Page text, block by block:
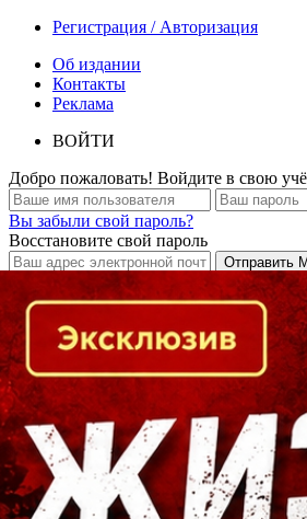
Регистрация / Авторизация
Об издании
Контакты
Реклама
ВОЙТИ
Добро пожаловать! Войдите в свою
Вы забыли свой пароль?
Восстановите свой пароль
Кто есть кто в Байкальском регионе